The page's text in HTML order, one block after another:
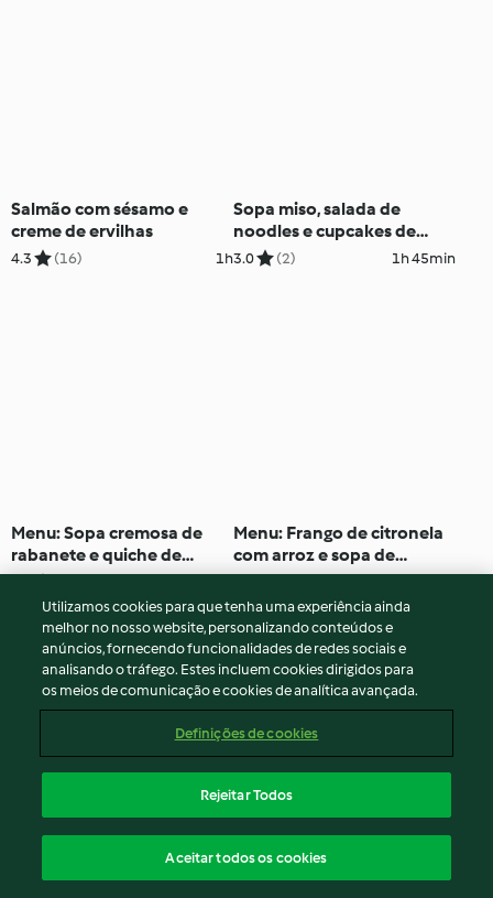
Salmão com sésamo e
creme de ervilhas
4.3 (16) 1h
Sopa miso, salada de
noodles e cupcakes de
matcha sem lactose
3.0 (2) 1h 45min
Menu: Sopa cremosa de
rabanete e quiche de
folhas de rabanete
Menu: Frango de citronela
com arroz e sopa de
legumes
Creme de abóbora,
cogumelos e castanhas
Menu: Sopa picante,
pãezinhos a vapor e
Utilizamos cookies para que tenha uma experiência ainda
melhor no nosso website, personalizando conteúdos e
anúncios, fornecendo funcionalidades de redes sociais e
analisando o tráfego. Estes incluem cookies dirigidos para
os meios de comunicação e cookies de analítica avançada.
Definições de cookies
Rejeitar Todos
Aceitar todos os cookies